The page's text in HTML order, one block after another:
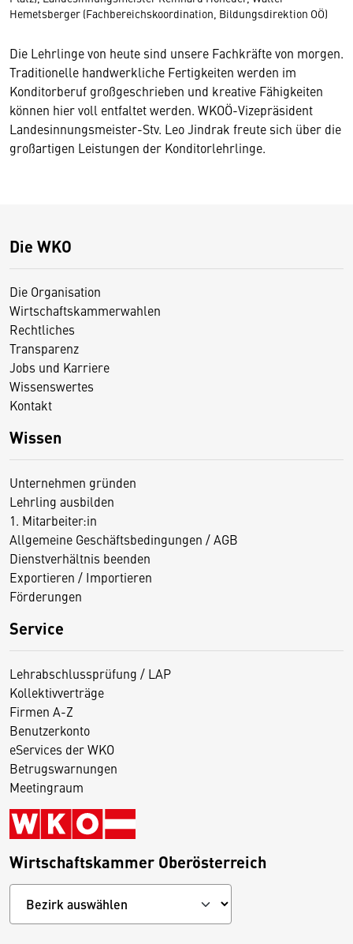
Hemetsberger (Fachbereichskoordination, Bildungsdirektion OÖ)
Die Lehrlinge von heute sind unsere Fachkräfte von morgen.
Traditionelle handwerkliche Fertigkeiten werden im
Konditorberuf großgeschrieben und kreative Fähigkeiten
können hier voll entfaltet werden. WKOÖ-Vizepräsident
Landesinnungsmeister-Stv. Leo Jindrak freute sich über die
großartigen Leistungen der Konditorlehrlinge.
Die WKO
Die Organisation
Wirtschaftskammerwahlen
Rechtliches
Transparenz
Jobs und Karriere
Wissenswertes
Kontakt
Wissen
Unternehmen gründen
Lehrling ausbilden
1. Mitarbeiter:in
Allgemeine Geschäftsbedingungen / AGB
Dienstverhältnis beenden
Exportieren / Importieren
Förderungen
Service
Lehrabschlussprüfung / LAP
Kollektivverträge
Firmen A-Z
Benutzerkonto
eServices der WKO
Betrugswarnungen
Meetingraum
Wirtschaftskammer Oberösterreich